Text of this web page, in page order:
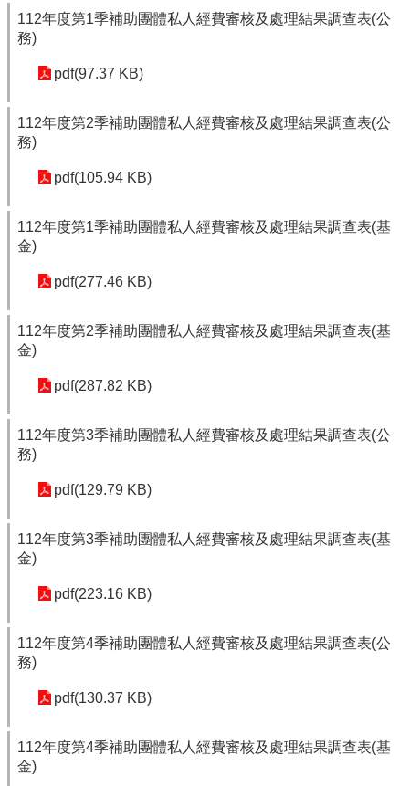
112年度第1季補助團體私人經費審核及處理結果調查表(公
務)
pdf(97.37 KB)
112年度第2季補助團體私人經費審核及處理結果調查表(公
務)
pdf(105.94 KB)
112年度第1季補助團體私人經費審核及處理結果調查表(基
金)
pdf(277.46 KB)
112年度第2季補助團體私人經費審核及處理結果調查表(基
金)
pdf(287.82 KB)
112年度第3季補助團體私人經費審核及處理結果調查表(公
務)
pdf(129.79 KB)
112年度第3季補助團體私人經費審核及處理結果調查表(基
金)
pdf(223.16 KB)
112年度第4季補助團體私人經費審核及處理結果調查表(公
務)
pdf(130.37 KB)
112年度第4季補助團體私人經費審核及處理結果調查表(基
金)